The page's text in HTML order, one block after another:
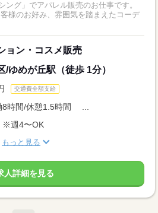
ング」でアパレル販売のお仕事です。
様のお好み、雰囲気を踏まえたコーデ
ョン・コスメ販売
ゆめが丘駅（徒歩 1分）
交通費全額支給
8時間/休憩1.5時間 ...
※週4〜OK
もっと見る
人詳細を見る